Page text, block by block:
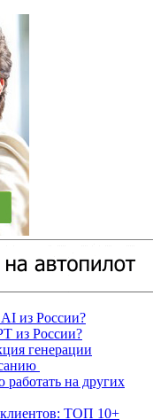
AI из России?
из России?
генерации
работать на других
клиентов: ТОП 10+